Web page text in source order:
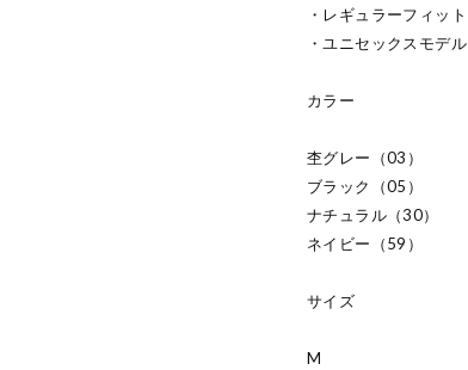
・レギュラーフィット
・ユニセックスモデル
カラー
杢グレー（03）
ブラック（05）
ナチュラル（30）
ネイビー（59）
サイズ
M